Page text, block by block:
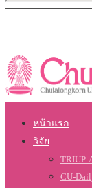
หน้าแรก
วิจัย
TRIUP-
CU-